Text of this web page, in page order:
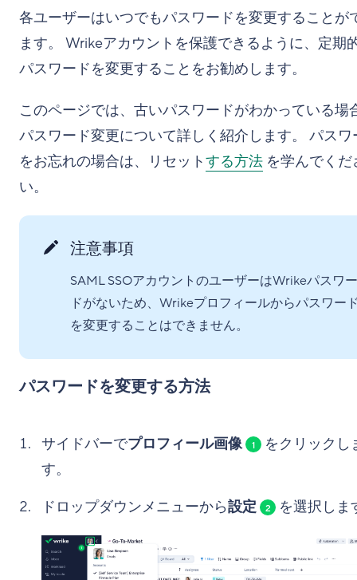
各ユーザーはいつでもパスワードを変更することが
ます。 Wrikeアカウントを保護できるように、定期
パスワードを変更することをお勧めします。
このページでは、古いパスワードがわかっている場
パスワード変更について詳しく紹介します。 パスワ
をお忘れの場合は、リセットする方法 を学んでくだ
い。
注意事項
SAML SSOアカウントのユーザーはWrikeパスワー
ドがないため、Wrikeプロフィールからパスワー
を変更することはできません。
パスワードを変更する方法
サイドバーでプロフィール画像 1
をクリックし
す。
ドロップダウンメニューから設定 2 を選択しま